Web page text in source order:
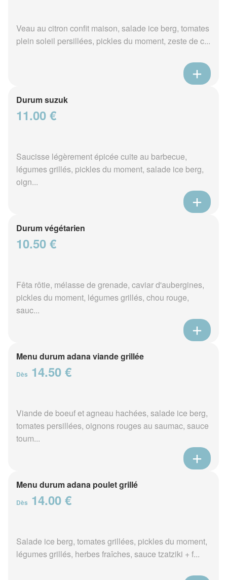
Veau au citron confit maison, salade ice berg, tomates
plein soleil persillées, pickles du moment, zeste de c...
Durum suzuk
11.00 €
Saucisse légèrement épicée cuite au barbecue,
légumes grillés, pickles du moment, salade ice berg,
oign...
Durum végétarien
10.50 €
Fêta rôtie, mélasse de grenade, caviar d'aubergines,
pickles du moment, légumes grillés, chou rouge,
sauc...
Menu durum adana viande grillée
Dès 14.50 €
Viande de boeuf et agneau hachées, salade ice berg,
tomates persillées, oignons rouges au saumac, sauce
toum...
Menu durum adana poulet grillé
Dès 14.00 €
Salade ice berg, tomates grillées, pickles du moment,
légumes grillés, herbes fraîches, sauce tzatziki + f...